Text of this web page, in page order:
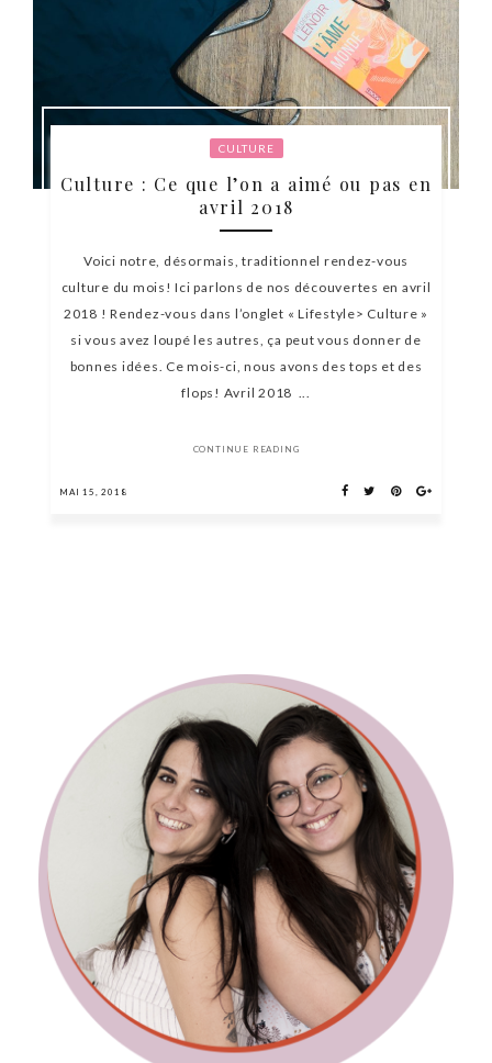
CULTURE
Culture : Ce que l’on a aimé ou pas en
avril 2018
Voici notre, désormais, traditionnel rendez-vous
culture du mois! Ici parlons de nos découvertes en avril
2018 ! Rendez-vous dans l’onglet « Lifestyle> Culture »
si vous avez loupé les autres, ça peut vous donner de
bonnes idées. Ce mois-ci, nous avons des tops et des
flops! Avril 2018 ...
CONTINUE READING
MAI 15, 2018